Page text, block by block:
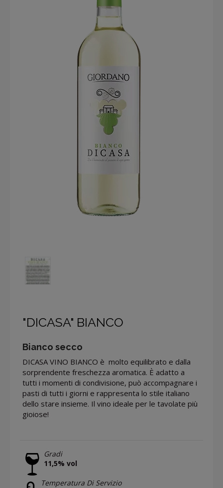
"DICASA" BIANCO
Bianco secco
DICASA VINO BIANCO è molto equilibrato e dalla
sorprendente freschezza aromatica. È adatto a
tutti i momenti di condivisione, può accompagnare i
pasti di tutti i giorni e rappresenta lo stile italiano
dello stare insieme. Il vino ideale per le tavolate più
gioiose!
Gradi
11,5% vol
Temperatura Di Servizio